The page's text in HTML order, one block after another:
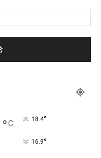
°C 18.4°
16.9°